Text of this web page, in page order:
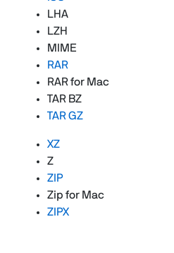
LHA
LZH
MIME
RAR
RAR for Mac
TAR BZ
TAR GZ
XZ
Z
ZIP
Zip for Mac
ZIPX